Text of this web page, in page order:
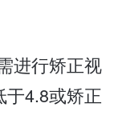
进行矫正视
于4.8或矫正